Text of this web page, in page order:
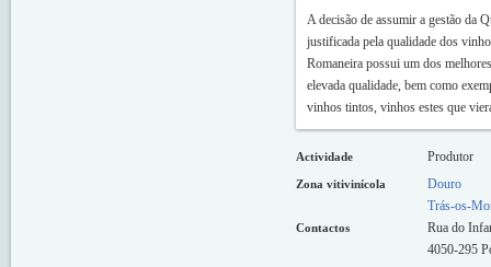
A decisão de assumir a gestão da
justificada pela qualidade dos
Romaneira possui um dos
elevada qualidade, bem como
vinhos tintos, vinhos estes que
Actividade Produtor
Zona vitivinícola
Douro
Trás-os-
Contactos
Rua do
4050-295